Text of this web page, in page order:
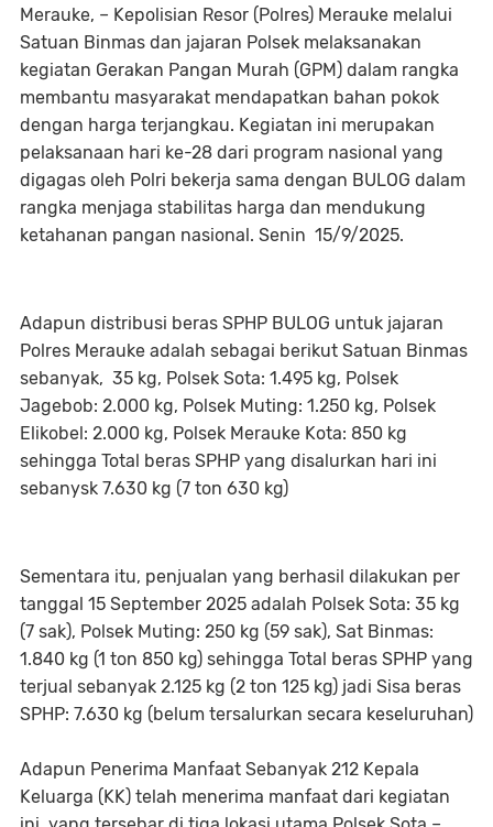
Merauke, – Kepolisian Resor (Polres) Merauke melalui
Satuan Binmas dan jajaran Polsek melaksanakan
kegiatan Gerakan Pangan Murah (GPM) dalam rangka
membantu masyarakat mendapatkan bahan pokok
dengan harga terjangkau. Kegiatan ini merupakan
pelaksanaan hari ke-28 dari program nasional yang
digagas oleh Polri bekerja sama dengan BULOG dalam
rangka menjaga stabilitas harga dan mendukung
ketahanan pangan nasional. Senin 15/9/2025.
Adapun distribusi beras SPHP BULOG untuk jajaran
Polres Merauke adalah sebagai berikut Satuan Binmas
sebanyak, 35 kg, Polsek Sota: 1.495 kg, Polsek
Jagebob: 2.000 kg, Polsek Muting: 1.250 kg, Polsek
Elikobel: 2.000 kg, Polsek Merauke Kota: 850 kg
sehingga Total beras SPHP yang disalurkan hari ini
sebanysk 7.630 kg (7 ton 630 kg)
Sementara itu, penjualan yang berhasil dilakukan per
tanggal 15 September 2025 adalah Polsek Sota: 35 kg
(7 sak), Polsek Muting: 250 kg (59 sak), Sat Binmas:
1.840 kg (1 ton 850 kg) sehingga Total beras SPHP yang
terjual sebanyak 2.125 kg (2 ton 125 kg) jadi Sisa beras
SPHP: 7.630 kg (belum tersalurkan secara keseluruhan)
Adapun Penerima Manfaat Sebanyak 212 Kepala
Keluarga (KK) telah menerima manfaat dari kegiatan